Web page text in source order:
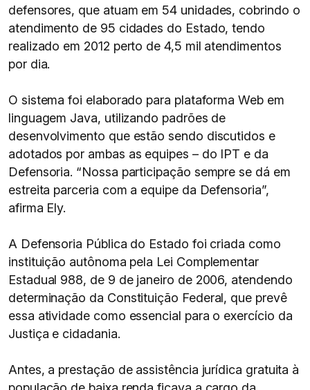
defensores, que atuam em 54 unidades, cobrindo o
atendimento de 95 cidades do Estado, tendo
realizado em 2012 perto de 4,5 mil atendimentos
por dia.
O sistema foi elaborado para plataforma Web em
linguagem Java, utilizando padrões de
desenvolvimento que estão sendo discutidos e
adotados por ambas as equipes – do IPT e da
Defensoria. “Nossa participação sempre se dá em
estreita parceria com a equipe da Defensoria”,
afirma Ely.
A Defensoria Pública do Estado foi criada como
instituição autônoma pela Lei Complementar
Estadual 988, de 9 de janeiro de 2006, atendendo
determinação da Constituição Federal, que prevê
essa atividade como essencial para o exercício da
Justiça e cidadania.
Antes, a prestação de assistência jurídica gratuita à